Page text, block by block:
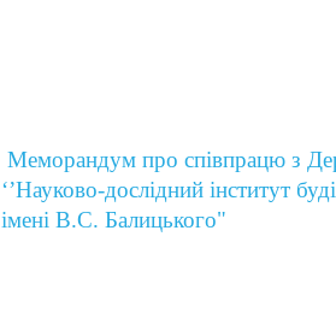
Меморандум про співпрацю з
‘’Науково-дослідний інститут
імені В.С. Балицького"